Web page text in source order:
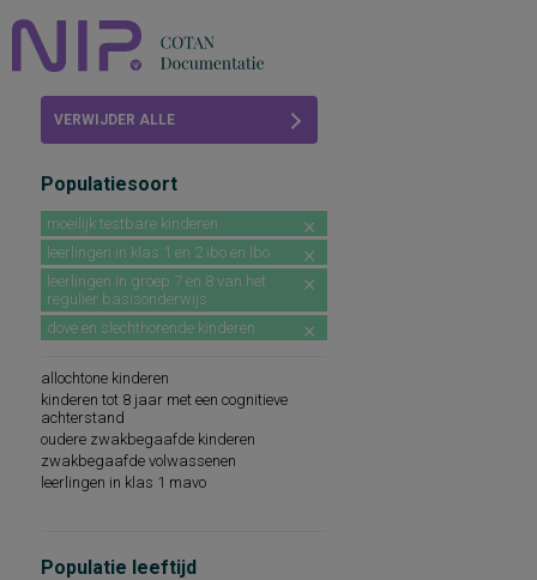
Abonneren
VERWIJDER ALLE
Populatiesoort
moeilijk testbare kinderen
leerlingen in klas 1 en 2 ibo en lbo
leerlingen in groep 7 en 8 van het
regulier basisonderwijs
dove en slechthorende kinderen
allochtone kinderen
kinderen tot 8 jaar met een cognitieve
achterstand
oudere zwakbegaafde kinderen
zwakbegaafde volwassenen
leerlingen in klas 1 mavo
Populatie leeftijd